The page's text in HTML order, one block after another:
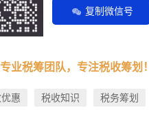
复制微信号
业税筹团队，专注税收筹划！
惠 税收知识 税务筹划